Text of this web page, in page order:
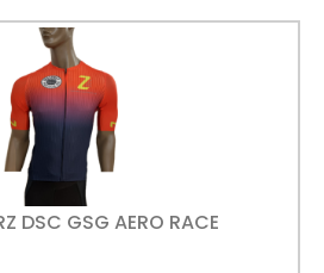
DSC GSG AERO RACE